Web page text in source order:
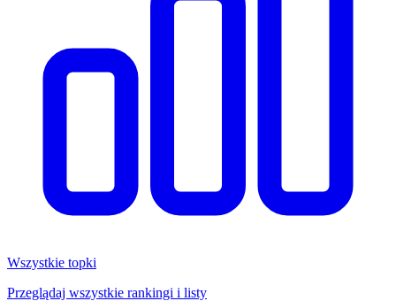
Wszystkie topki
Przeglądaj wszystkie rankingi i listy